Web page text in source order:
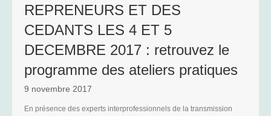
REPRENEURS ET DES
CEDANTS LES 4 ET 5
DECEMBRE 2017 : retrouvez le
programme des ateliers pratiques
9 novembre 2017
En présence des experts interprofessionnels de la transmission